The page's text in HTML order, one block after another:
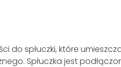
do spłuczki, które
Spłuczka jest